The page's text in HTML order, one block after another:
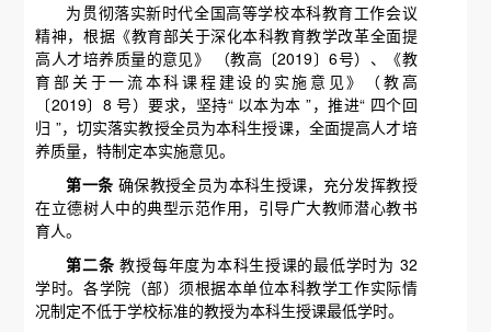
为贯彻落实新时代全国高等学校本科教育工作会议
精神，根据《教育部关于深化本科教育教学改革全面提
高人才培养质量的意见》 （教高〔2019〕6号）、《教
育部关于一流本科课程建设的实施意见》（教高
〔2019〕8 号）要求，坚持“ 以本为本 ”，推进“ 四个回
归 ”，切实落实教授全员为本科生授课，全面提高人才培
养质量，特制定本实施意见。
第一条 确保教授全员为本科生授课，充分发挥教授
在立德树人中的典型示范作用，引导广大教师潜心教书
育人。
第二条 教授每年度为本科生授课的最低学时为 32
学时。各学院（部）须根据本单位本科教学工作实际情
况制定不低于学校标准的教授为本科生授课最低学时。